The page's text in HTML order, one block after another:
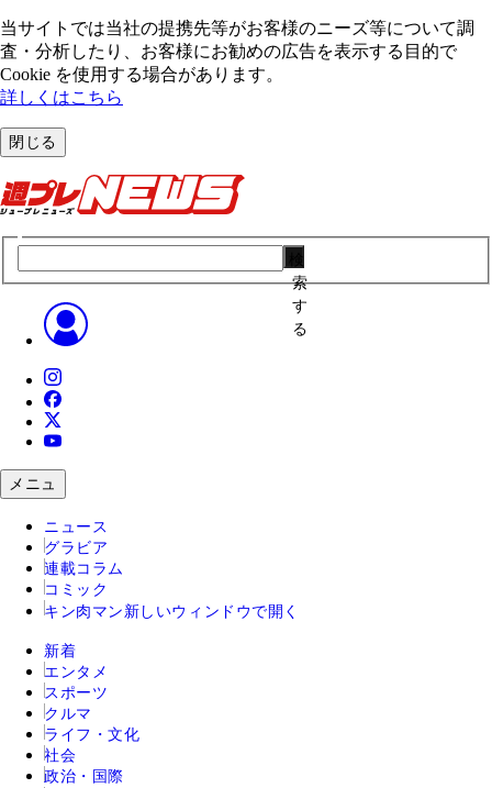
当サイトでは当社の提携先等がお客様のニーズ等について調
査・分析したり、お客様にお勧めの広告を表⽰する⽬的で
Cookie を使⽤する場合があります。
詳しくはこちら
閉じる
索
す
る
メニュ
ニュース
グラビア
連載コラム
コミック
キン肉マン 新しいウィンドウで開く
新着
エンタメ
スポーツ
クルマ
ライフ・文化
社会
政治・国際